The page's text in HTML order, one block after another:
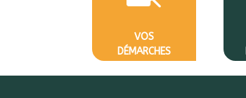
VOS
DÉMARCHES